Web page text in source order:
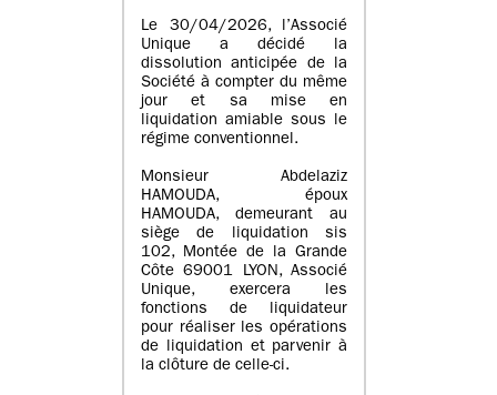
Le 30/04/2026, l’Associé
Unique a décidé la
dissolution anticipée de la
Société à compter du même
jour et sa mise en
liquidation amiable sous le
régime conventionnel.
Monsieur Abdelaziz
HAMOUDA, époux
HAMOUDA, demeurant au
siège de liquidation sis
102, Montée de la Grande
Côte 69001 LYON, Associé
Unique, exercera les
fonctions de liquidateur
pour réaliser les opérations
de liquidation et parvenir à
la clôture de celle-ci.